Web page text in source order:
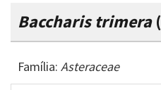
Baccharis trimera
Família: Asteraceae